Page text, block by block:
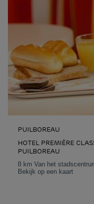
PUILBOREAU
HOTEL PREMIÈRE
PUILBOREAU
8 km Van het
Bekijk op een kaart